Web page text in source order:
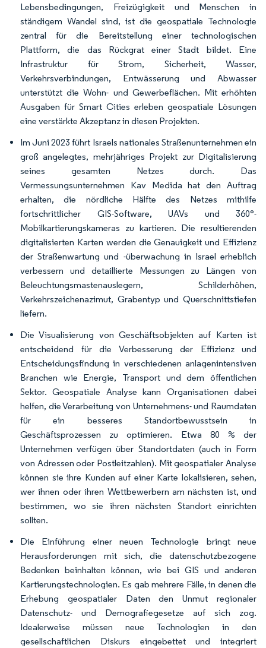
Lebensbedingungen, Freizügigkeit und Menschen in
ständigem Wandel sind, ist die geospatiale Technologie
zentral für die Bereitstellung einer technologischen
Plattform, die das Rückgrat einer Stadt bildet. Eine
Infrastruktur für Strom, Sicherheit, Wasser,
Verkehrsverbindungen, Entwässerung und Abwasser
unterstützt die Wohn- und Gewerbeflächen. Mit erhöhten
Ausgaben für Smart Cities erleben geospatiale Lösungen
eine verstärkte Akzeptanz in diesen Projekten.
Im Juni 2023 führt Israels nationales Straßenunternehmen ein
groß angelegtes, mehrjähriges Projekt zur Digitalisierung
seines gesamten Netzes durch. Das
Vermessungsunternehmen Kav Medida hat den Auftrag
erhalten, die nördliche Hälfte des Netzes mithilfe
fortschrittlicher GIS-Software, UAVs und 360°-
Mobilkartierungskameras zu kartieren. Die resultierenden
digitalisierten Karten werden die Genauigkeit und Effizienz
der Straßenwartung und -überwachung in Israel erheblich
verbessern und detaillierte Messungen zu Längen von
Beleuchtungsmastenauslegern, Schilderhöhen,
Verkehrszeichenazimut, Grabentyp und Querschnittstiefen
liefern.
Die Visualisierung von Geschäftsobjekten auf Karten ist
entscheidend für die Verbesserung der Effizienz und
Entscheidungsfindung in verschiedenen anlagenintensiven
Branchen wie Energie, Transport und dem öffentlichen
Sektor. Geospatiale Analyse kann Organisationen dabei
helfen, die Verarbeitung von Unternehmens- und Raumdaten
für ein besseres Standortbewusstsein in
Geschäftsprozessen zu optimieren. Etwa 80 % der
Unternehmen verfügen über Standortdaten (auch in Form
von Adressen oder Postleitzahlen). Mit geospatialer Analyse
können sie ihre Kunden auf einer Karte lokalisieren, sehen,
wer ihnen oder ihren Wettbewerbern am nächsten ist, und
bestimmen, wo sie ihren nächsten Standort einrichten
sollten.
Die Einführung einer neuen Technologie bringt neue
Herausforderungen mit sich, die datenschutzbezogene
Bedenken beinhalten können, wie bei GIS und anderen
Kartierungstechnologien. Es gab mehrere Fälle, in denen die
Erhebung geospatialer Daten den Unmut regionaler
Datenschutz- und Demografiegesetze auf sich zog.
Idealerweise müssen neue Technologien in den
gesellschaftlichen Diskurs eingebettet und integriert